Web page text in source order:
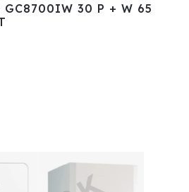
GC8700IW 30 P + W 65